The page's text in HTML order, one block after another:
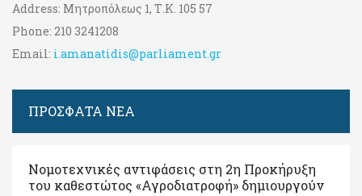
Address: Μητροπόλεως 1, Τ.Κ. 105 57
Phone: 210 3241208
Email: i.amanatidis@parliament.gr
ΠΡΟΣΦΑΤΑ ΝΕΑ
Νομοτεχνικές αντιφάσεις στη 2η Προκήρυξη
του καθεστώτος «Αγροδιατροφή» δημιουργούν